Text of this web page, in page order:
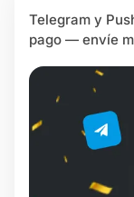
Telegram y
pago — envíe